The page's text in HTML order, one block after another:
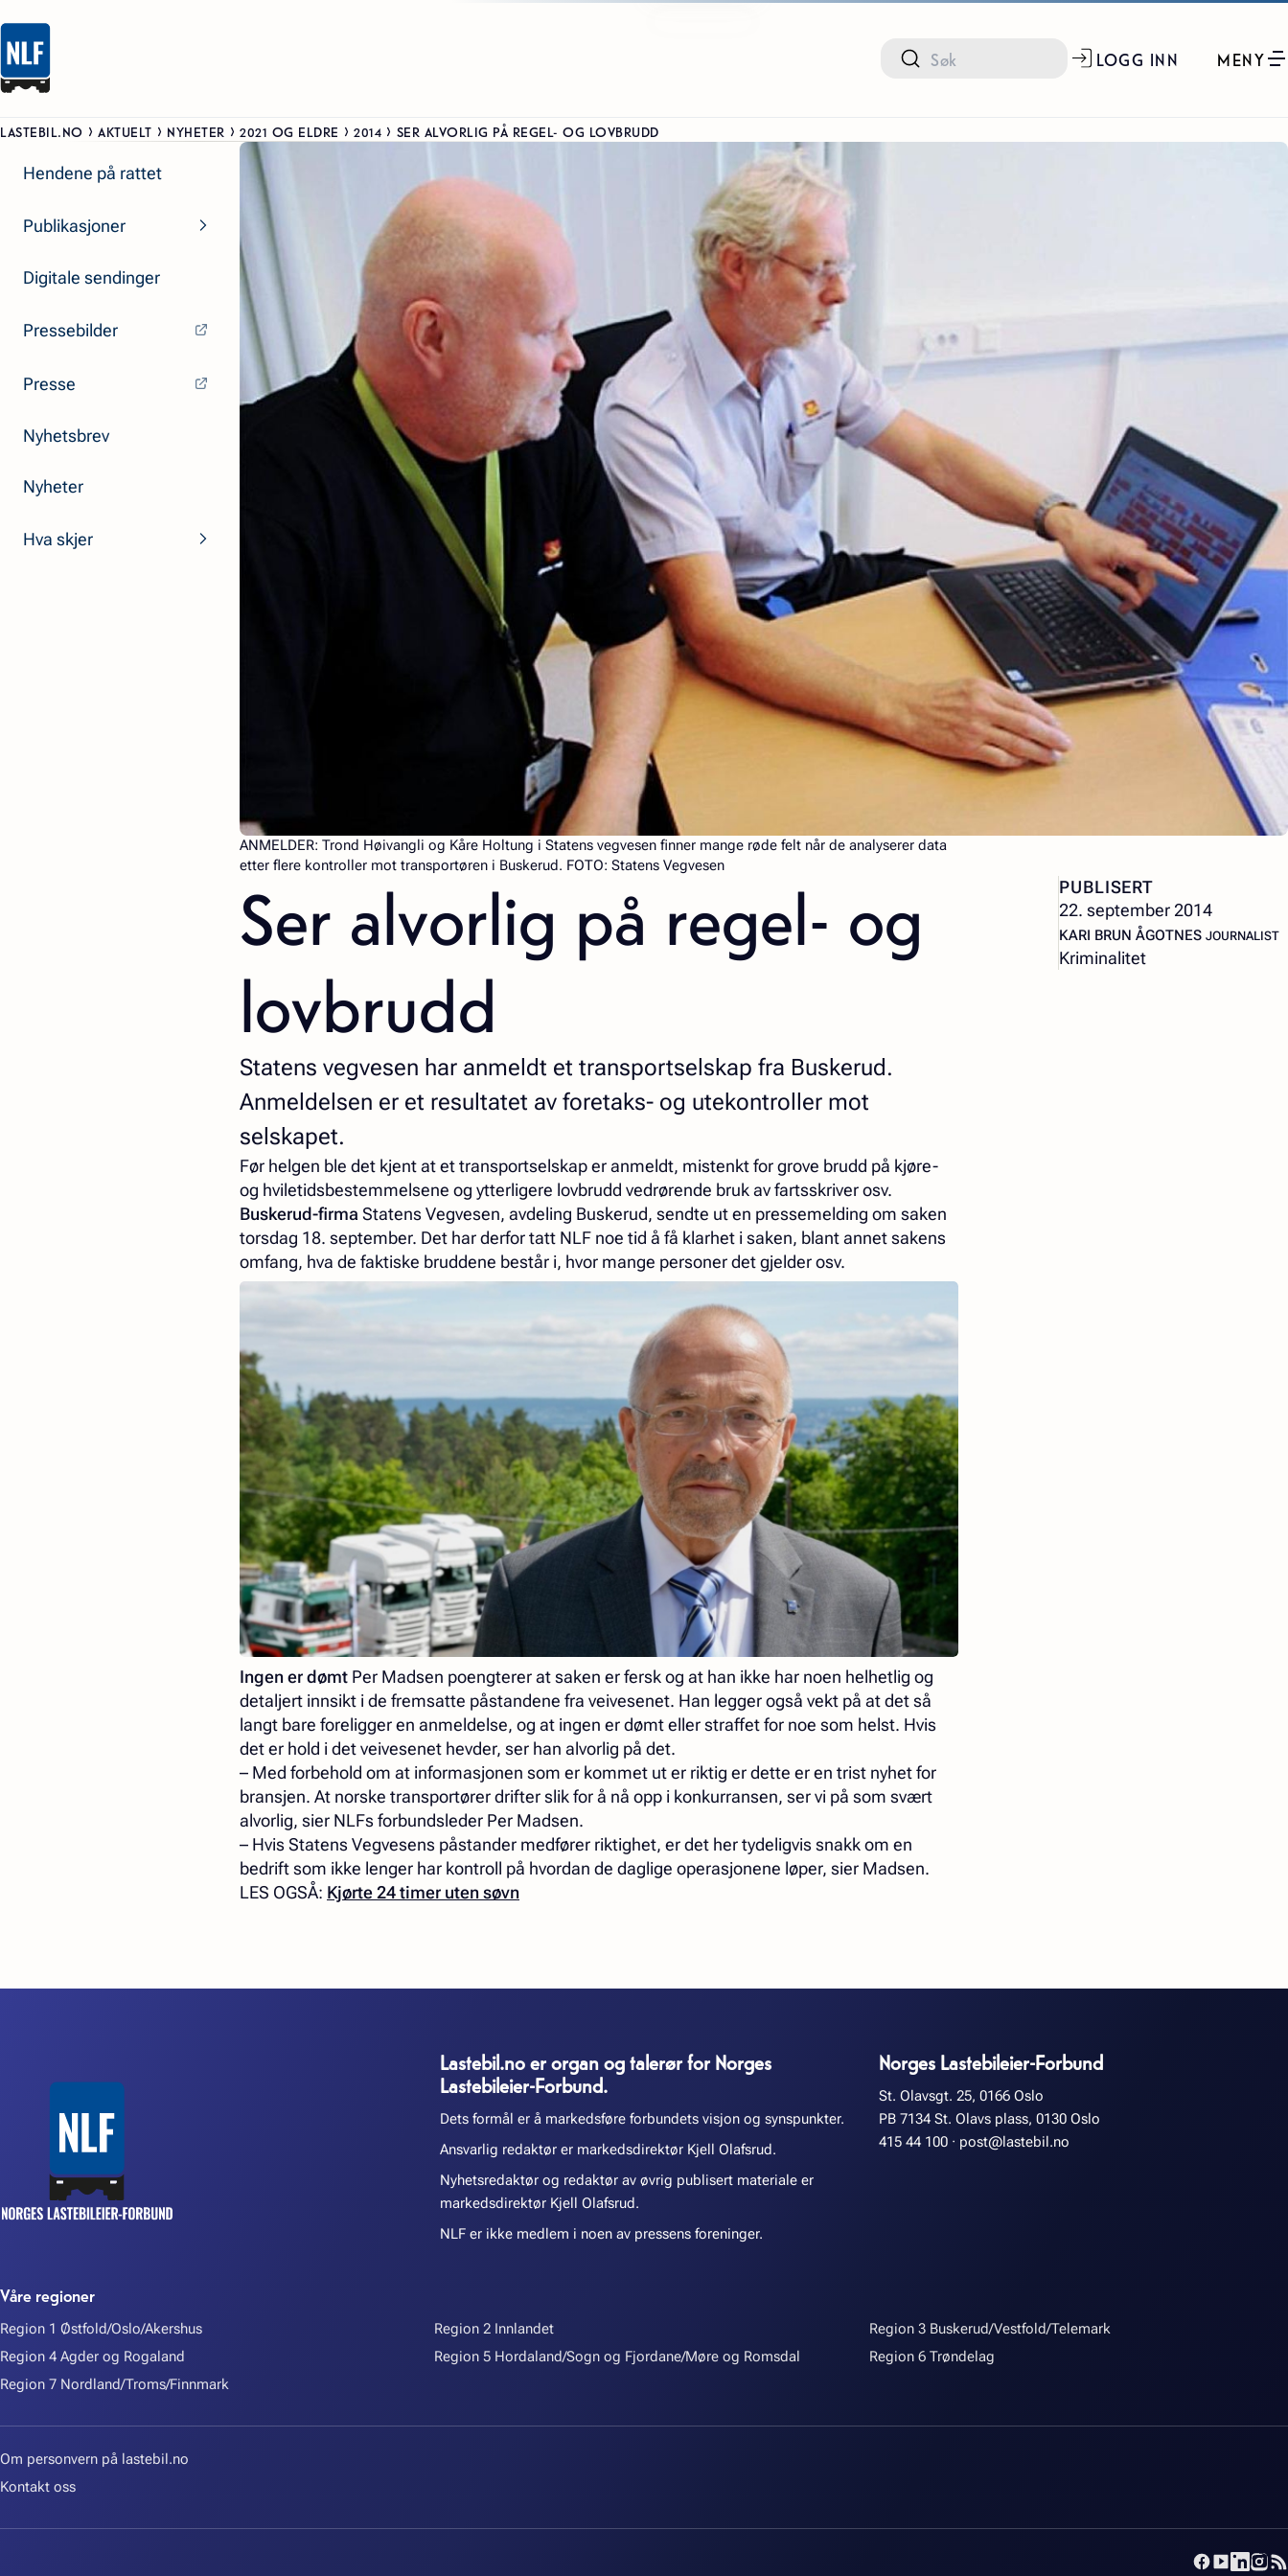
LOGG INN MENY
LASTEBIL.NO AKTUELT NYHETER 2021 OG ELDRE 2014 SER ALVORLIG PÅ REGEL- OG LOVBRUDD
Hendene på rattet
Publikasjoner
Digitale sendinger
Pressebilder
Presse
Nyhetsbrev
Nyheter
Hva skjer
ANMELDER: Trond Høivangli og Kåre Holtung i Statens vegvesen finner mange røde felt når de analyserer data
etter flere kontroller mot transportøren i Buskerud. FOTO: Statens Vegvesen
Ser alvorlig på regel- og
lovbrudd
Statens vegvesen har anmeldt et transportselskap fra Buskerud.
Anmeldelsen er et resultatet av foretaks- og utekontroller mot
selskapet.
Før helgen ble det kjent at et transportselskap er anmeldt, mistenkt for grove brudd på kjøre-
og hviletidsbestemmelsene og ytterligere lovbrudd vedrørende bruk av fartsskriver osv.
Buskerud-firma Statens Vegvesen, avdeling Buskerud, sendte ut en pressemelding om saken
torsdag 18. september. Det har derfor tatt NLF noe tid å få klarhet i saken, blant annet sakens
omfang, hva de faktiske bruddene består i, hvor mange personer det gjelder osv.
Ingen er dømt Per Madsen poengterer at saken er fersk og at han ikke har noen helhetlig og
detaljert innsikt i de fremsatte påstandene fra veivesenet. Han legger også vekt på at det så
langt bare foreligger en anmeldelse, og at ingen er dømt eller straffet for noe som helst. Hvis
det er hold i det veivesenet hevder, ser han alvorlig på det.
– Med forbehold om at informasjonen som er kommet ut er riktig er dette er en trist nyhet for
bransjen. At norske transportører drifter slik for å nå opp i konkurransen, ser vi på som svært
alvorlig, sier NLFs forbundsleder Per Madsen.
– Hvis Statens Vegvesens påstander medfører riktighet, er det her tydeligvis snakk om en
bedrift som ikke lenger har kontroll på hvordan de daglige operasjonene løper, sier Madsen.
LES OGSÅ: Kjørte 24 timer uten søvn
PUBLISERT
22. september 2014
KARI BRUN ÅGOTNES –
JOURNALIST
Kriminalitet
Lastebil.no er organ og talerør for Norges
Lastebileier-Forbund.
Dets formål er å markedsføre forbundets visjon og synspunkter.
Ansvarlig redaktør er markedsdirektør Kjell Olafsrud.
Nyhetsredaktør og redaktør av øvrig publisert materiale er
markedsdirektør Kjell Olafsrud.
NLF er ikke medlem i noen av pressens foreninger.
Norges Lastebileier-Forbund
St. Olavsgt. 25, 0166 Oslo
PB 7134 St. Olavs plass, 0130 Oslo
415 44 100 · post@lastebil.no
Våre regioner
Region 1 Østfold/Oslo/Akershus Region 2 Innlandet
Region 3 Buskerud/Vestfold/Telemark
Region 4 Agder og Rogaland
Region 5 Hordaland/Sogn og Fjordane/Møre og Romsdal
Region 6 Trøndelag
Region 7 Nordland/Troms/Finnmark
Om personvern på lastebil.no
Kontakt oss